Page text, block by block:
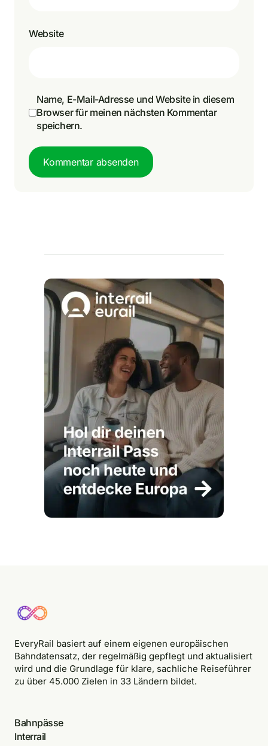
Website
Name, E-Mail-Adresse und Website in diesem
Browser für meinen nächsten Kommentar
speichern.
Kommentar absenden
EveryRail basiert auf einem eigenen europäischen
Bahndatensatz, der regelmäßig gepflegt und aktualisiert
wird und die Grundlage für klare, sachliche Reiseführer
zu über 45.000 Zielen in 33 Ländern bildet.
Bahnpässe
Interrail